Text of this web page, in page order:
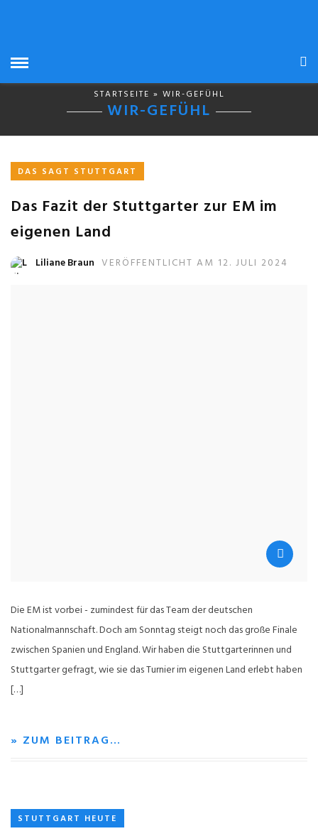
STARTSEITE » WIR-GEFÜHL
WIR-GEFÜHL
DAS SAGT STUTTGART
Das Fazit der Stuttgarter zur EM im
eigenen Land
Liliane Braun VERÖFFENTLICHT AM 12. JULI 2024
Die EM ist vorbei - zumindest für das Team der deutschen
Nationalmannschaft. Doch am Sonntag steigt noch das große Finale
zwischen Spanien und England. Wir haben die Stuttgarterinnen und
Stuttgarter gefragt, wie sie das Turnier im eigenen Land erlebt haben
[…]
» ZUM BEITRAG…
STUTTGART HEUTE